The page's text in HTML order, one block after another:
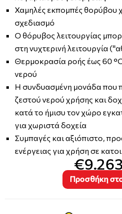
Χαμηλές εκπομπές θορύβου
σχεδιασμό
Ο θόρυβος λειτουργίας
στη νυχτερινή λειτουργία
Θερμοκρασία ροής έως 60
νερού
Η συνδυασμένη μονάδα που
ζεστού νερού χρήσης και
κατά το ήμισυ τον χώρο
για χωριστά δοχεία
Συμπαγές και αξιόπιστο,
ενέργειας για χρήση σε
Προσθήκη